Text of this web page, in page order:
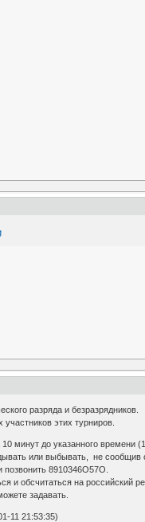
разряда и безразрядников.
этих турниров.
минут до указанного времени
или выбывать, не сообщив
позвонить 8910346О57О.
и обсчитаться на российский
задавать.
11 21:53:35)